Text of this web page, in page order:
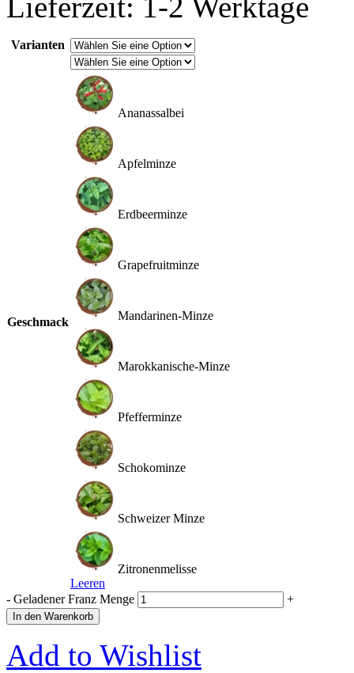
Varianten
Geschmack
Ananassalbei
Apfelminze
Erdbeerminze
Grapefruitminze
Mandarinen-Minze
Marokkanische-Minze
Pfefferminze
Schokominze
Schweizer Minze
Zitronenmelisse
Leeren
- Geladener Franz Menge +
In den Warenkorb
Add to Wishlist